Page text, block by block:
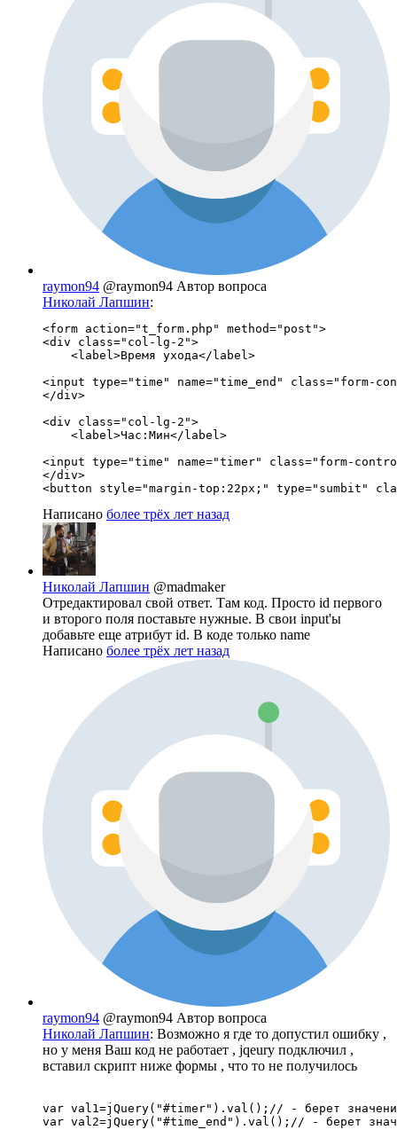
raymon94 @raymon94 Автор вопроса
Николай Лапшин:
<form action="t_form.php" method="post">
<div class="col-lg-2">
    <label>Время ухода</label>
<input type="time" name="time_end" class="form-
</div>
<div class="col-lg-2">
    <label>Час:Мин</label>
<input type="time" name="timer" class="form-
</div>
<button style="margin-top:22px;" type="sumbit"
Написано более трёх лет назад
Николай Лапшин @madmaker
Отредактировал свой ответ. Там код. Просто id первого
и второго поля поставьте нужные. В свои input'ы
добавьте еще атрибут id. В коде только name
Написано более трёх лет назад
raymon94 @raymon94 Автор вопроса
Николай Лапшин: Возможно я где то допустил ошибку ,
но у меня Ваш код не работает , jqeury подключил ,
вставил скрипт ниже формы , что то не получилось
var val1=jQuery("#timer").val();// - берет
var val2=jQuery("#time_end").val();// - берет